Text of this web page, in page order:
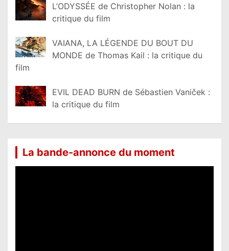
L’ODYSSÉE de Christopher Nolan : la
critique du film
VAIANA, LA LÉGENDE DU BOUT DU
MONDE de Thomas Kail : la critique du
film
EVIL DEAD BURN de Sébastien Vaniček :
la critique du film
La bande-annonce du moment